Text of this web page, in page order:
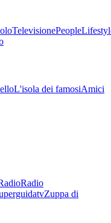
TelevisionePeople
L'isola dei famosiAmici
Radio
Zuppa di